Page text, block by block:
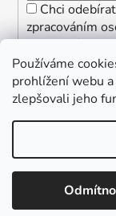
Používáme
prohlížení webu
zlepšovali jeho
Chci
zpracováním
informací o
PŘIHLÁSIT
Copyright